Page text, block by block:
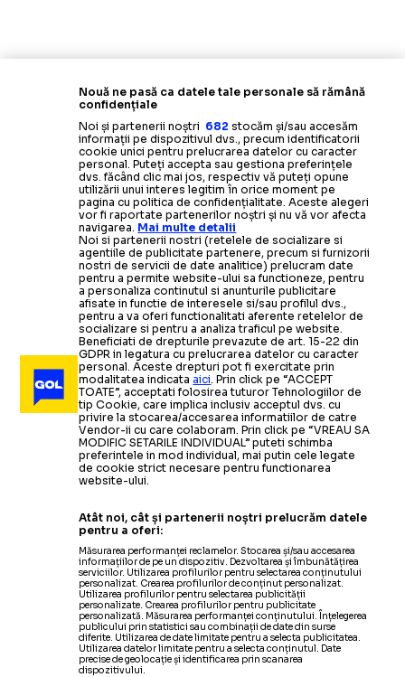
Nouă ne pasă ca datele tale personale să rămână
confidențiale
Noi și partenerii noștri 682 stocăm și/sau accesăm
informații pe dispozitivul dvs., precum identificatorii
cookie unici pentru prelucrarea datelor cu caracter
personal. Puteți accepta sau gestiona preferințele
dvs. făcând clic mai jos, respectiv vă puteți opune
utilizării unui interes legitim în orice moment pe
pagina cu politica de confidențialitate. Aceste alegeri
vor fi raportate partenerilor noștri și nu vă vor afecta
navigarea. Mai multe detalii
Noi si partenerii nostri (retelele de socializare si
agentiile de publicitate partenere, precum si furnizorii
nostri de servicii de date analitice) prelucram date
pentru a permite website-ului sa functioneze, pentru
a personaliza continutul si anunturile publicitare
afisate in functie de interesele si/sau profilul dvs.,
pentru a va oferi functionalitati aferente retelelor de
socializare si pentru a analiza traficul pe website.
Beneficiati de drepturile prevazute de art. 15-22 din
GDPR in legatura cu prelucrarea datelor cu caracter
personal. Aceste drepturi pot fi exercitate prin
modalitatea indicataaici. Prin click pe “ACCEPT
TOATE”, acceptati folosirea tuturor Tehnologiilor de
tip Cookie, care implica inclusiv acceptul dvs. cu
privire la stocarea/accesarea informatiilor de catre
Vendor-ii cu care colaboram. Prin click pe “VREAU SA
MODIFIC SETARILE INDIVIDUAL” puteti schimba
preferintele in mod individual, mai putin cele legate
de cookie strict necesare pentru functionarea
website-ului.
Atât noi, cât și partenerii noștri prelucrăm datele
pentru a oferi:
Măsurarea performanței reclamelor. Stocarea și/sau accesarea
informațiilor de pe un dispozitiv. Dezvoltarea și îmbunătățirea
serviciilor. Utilizarea profilurilor pentru selectarea conținutului
personalizat. Crearea profilurilor de conținut personalizat.
Utilizarea profilurilor pentru selectarea publicității
personalizate. Crearea profilurilor pentru publicitate
personalizată. Măsurarea performanței conținutului. Înțelegerea
publicului prin statistici sau combinații de date din surse
diferite. Utilizarea de date limitate pentru a selecta publicitatea.
Utilizarea datelor limitate pentru a selecta conținutul. Date
precise de geolocație și identificarea prin scanarea
dispozitivului.